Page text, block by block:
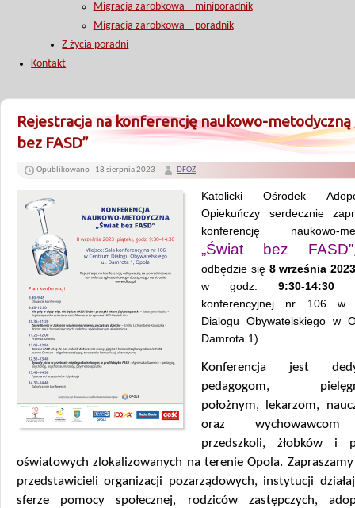
Migracja zarobkowa – miniporadnik
Migracja zarobkowa – poradnik
Z życia poradni
Kontakt
Rejestracja na konferencję naukowo-metodyczną
bez FASD”
Opublikowano 18 sierpnia 2023 DFOZ
Katolicki Ośrodek
Opiekuńczy serdecznie
konferencję naukowo-
„Świat bez FASD”
odbędzie się 8 września
w godz.9:30-14:30
konferencyjnej nr 106 w
Dialogu Obywatelskiego w
Damrota 1).
Konferencja jest
pedagogom,
położnym, lekarzom,
oraz wychowawcom
przedszkoli, żłobków i
oświatowych zlokalizowanych na terenie Opola.
przedstawicieli organizacji pozarządowych, instytucji
sferze pomocy społecznej, rodziców zastępczych,